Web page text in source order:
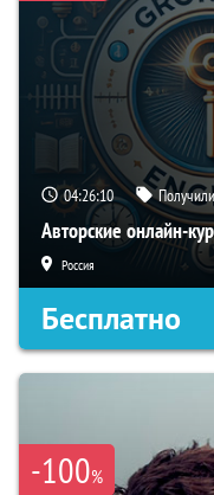
04:26:09
Авторские онлайн-
Россия
Бесплатно
-100%